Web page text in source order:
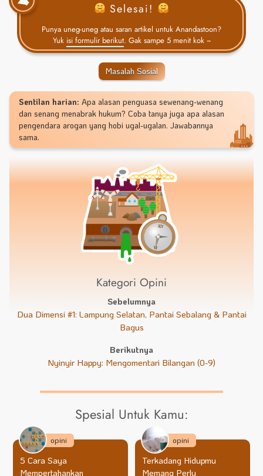
Selesai!
Punya uneg-uneg atau saran artikel untuk Anandastoon?
Yuk isi formulir berikut. Gak sampe 5 menit kok ~
Masalah Sosial
Sentilan harian: Apa alasan penguasa sewenang-wenang
dan senang menabrak hukum? Coba tanya juga apa alasan
pengendara arogan yang hobi ugal-ugalan. Jawabannya
sama.
Kategori Opini
Sebelumnya
Dua Dimensi #1: Lampung Selatan, Pantai Sebalang & Pantai
Bagus
Berikutnya
Nyinyir Happy: Mengomentari Bilangan (0-9)
Spesial Untuk Kamu:
5 Cara Saya
Mempertahankan
opini
Terkadang Hidupmu
Memang Perlu
opini